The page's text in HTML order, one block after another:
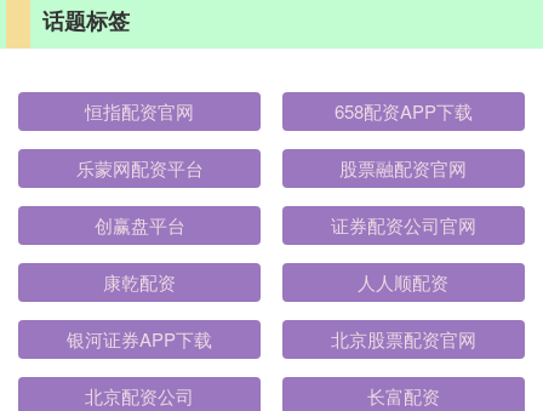
话题标签
恒指配资官网 658配资APP下载
乐蒙网配资平台 股票融配资官网
创赢盘平台 证券配资公司官网
康乾配资 人人顺配资
银河证券APP下载 北京股票配资官网
北京配资公司 长富配资